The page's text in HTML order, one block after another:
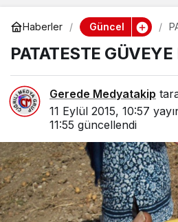
Haberler Güncel
PATATESTE
Gerede Medyatakip
11 Eylül 2015, 10:57
11:55 güncellendi